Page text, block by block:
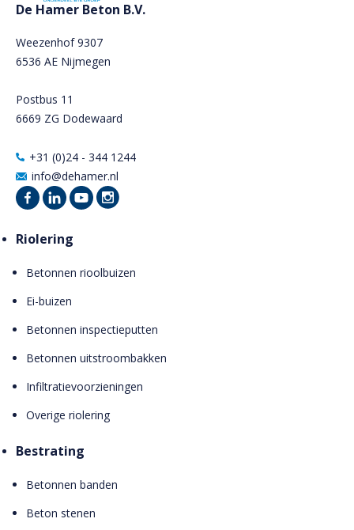
De Hamer Beton B.V.
Weezenhof 9307
6536 AE Nijmegen
Postbus 11
6669 ZG Dodewaard
+31 (0)24 - 344 1244
info@dehamer.nl
Riolering
Betonnen rioolbuizen
Ei-buizen
Betonnen inspectieputten
Betonnen uitstroombakken
Infiltratievoorzieningen
Overige riolering
Bestrating
Betonnen banden
Beton stenen